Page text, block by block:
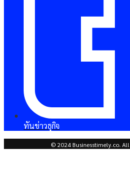
ทันข่าวธุกิจ
© 2024 Businesstimely.co. All